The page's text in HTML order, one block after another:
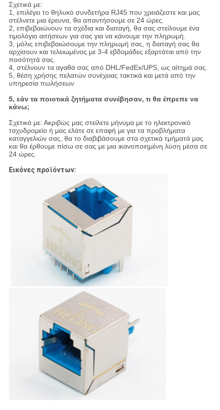
Σχετικά με:
1, επιλέγει το θηλυκό συνδετήρα RJ45 που χρειάζεστε και μας
στέλνετε μια έρευνα, θα απαντήσουμε σε 24 ώρες.
2, επιβεβαιώνουν τα σχέδια και διαταγή, θα σας στείλουμε ένα
τιμολόγιο αιτήσεων για σας για να κάνουμε την πληρωμή.
3, μόλις επιβεβαιώσουμε την πληρωμή σας, η διαταγή σας θα
αρχίσουν και τελειωμένος με 3-4 εβδομάδες εξαρτάται από την
ποσότητά σας.
4, στέλνουν τα αγαθά σας από DHL/FedEx/UPS, ως αίτημά σας.
5, θέση χρήσης πελατών συνέχειας τακτικά και μετά από την
υπηρεσία πωλήσεων
5, εάν τα ποιοτικά ζητήματα συνέβησαν, τι θα έπρεπε να
κάνω;
Σχετικά με: Ακριβώς μας στείλετε μήνυμα με το ηλεκτρονικό
ταχυδρομείο ή μας ελάτε σε επαφή με για τα προβλήματα
καταγγελιών σας, θα το διαβιβάσουμε στα σχετικά τμήματά μας
και θα έρθουμε πίσω σε σας με μια ικανοποιημένη λύση μέσα σε
24 ώρες.
Εικόνες προϊόντων: